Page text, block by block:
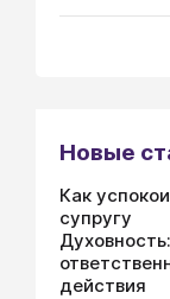
Новые
Как
супругу
действия